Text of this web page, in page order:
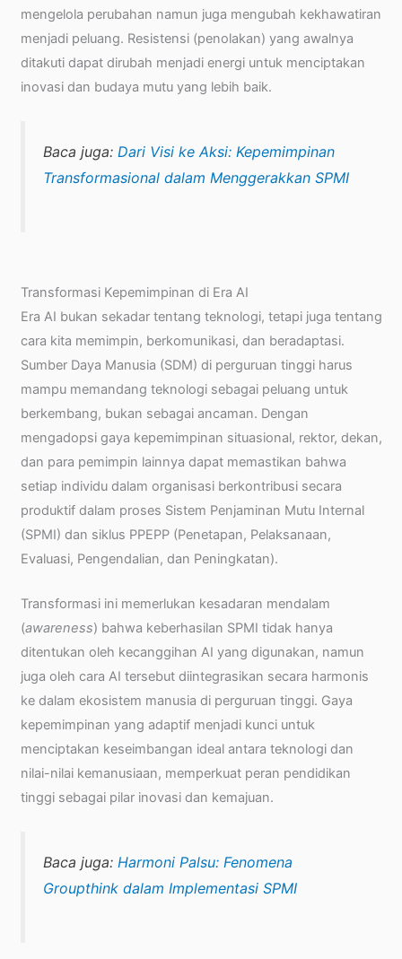
mengelola perubahan namun juga mengubah kekhawatiran
menjadi peluang. Resistensi (penolakan) yang awalnya
ditakuti dapat dirubah menjadi energi untuk menciptakan
inovasi dan budaya mutu yang lebih baik.
Baca juga: Dari Visi ke Aksi: Kepemimpinan
Transformasional dalam Menggerakkan SPMI
Transformasi Kepemimpinan di Era AI
Era AI bukan sekadar tentang teknologi, tetapi juga tentang
cara kita memimpin, berkomunikasi, dan beradaptasi.
Sumber Daya Manusia (SDM) di perguruan tinggi harus
mampu memandang teknologi sebagai peluang untuk
berkembang, bukan sebagai ancaman. Dengan
mengadopsi gaya kepemimpinan situasional, rektor, dekan,
dan para pemimpin lainnya dapat memastikan bahwa
setiap individu dalam organisasi berkontribusi secara
produktif dalam proses Sistem Penjaminan Mutu Internal
(SPMI) dan siklus PPEPP (Penetapan, Pelaksanaan,
Evaluasi, Pengendalian, dan Peningkatan).
Transformasi ini memerlukan kesadaran mendalam
(awareness) bahwa keberhasilan SPMI tidak hanya
ditentukan oleh kecanggihan AI yang digunakan, namun
juga oleh cara AI tersebut diintegrasikan secara harmonis
ke dalam ekosistem manusia di perguruan tinggi. Gaya
kepemimpinan yang adaptif menjadi kunci untuk
menciptakan keseimbangan ideal antara teknologi dan
nilai-nilai kemanusiaan, memperkuat peran pendidikan
tinggi sebagai pilar inovasi dan kemajuan.
Baca juga: Harmoni Palsu: Fenomena
Groupthink dalam Implementasi SPMI